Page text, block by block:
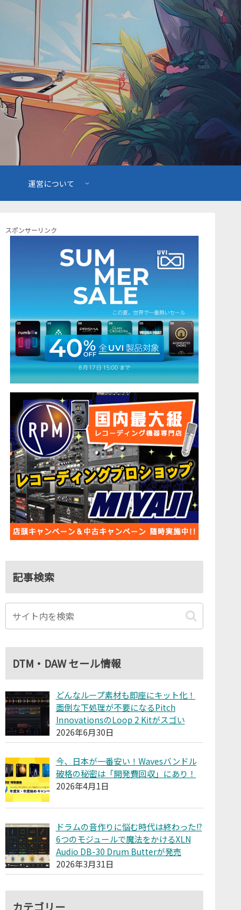
運営について
スポンサーリンク
記事検索
DTM・DAW セール情報
どんなループ素材も即座にキット化！
面倒な下処理が不要になるPitch
InnovationsのLoop 2 Kitがスゴい
2026年6月30日
今、日本が一番安い！Wavesバンドル
破格の秘密は「開発費回収」にあり！
2026年4月1日
ドラムの音作りに悩む時代は終わった!?
6つのモジュールで魔法をかけるXLN
Audio DB-30 Drum Butterが発売
2026年3月31日
カテゴリー